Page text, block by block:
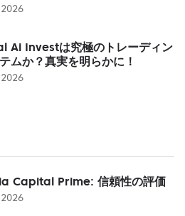
Ai Investは究極のトレーディン
ムか？真実を明らかに！
Capital Prime: 信頼性の評価